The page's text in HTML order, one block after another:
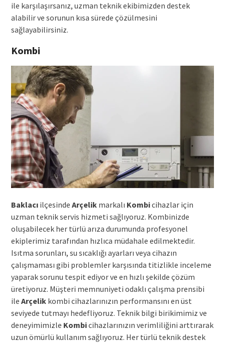
ile karşılaşırsanız, uzman teknik ekibimizden destek
alabilir ve sorunun kısa sürede çözülmesini
sağlayabilirsiniz.
Kombi
Baklacıilçesinde Arçelikmarkalı Kombicihazlar için
uzman teknik servis hizmeti sağlıyoruz. Kombinizde
oluşabilecek her türlü arıza durumunda profesyonel
ekiplerimiz tarafından hızlıca müdahale edilmektedir.
Isıtma sorunları, su sıcaklığı ayarları veya cihazın
çalışmaması gibi problemler karşısında titizlikle inceleme
yaparak sorunu tespit ediyor ve en hızlı şekilde çözüm
üretiyoruz. Müşteri memnuniyeti odaklı çalışma prensibi
ile Arçelikkombi cihazlarınızın performansını en üst
seviyede tutmayı hedefliyoruz. Teknik bilgi birikimimiz ve
deneyimimizle Kombicihazlarınızın verimliliğini arttırarak
uzun ömürlü kullanım sağlıyoruz. Her türlü teknik destek